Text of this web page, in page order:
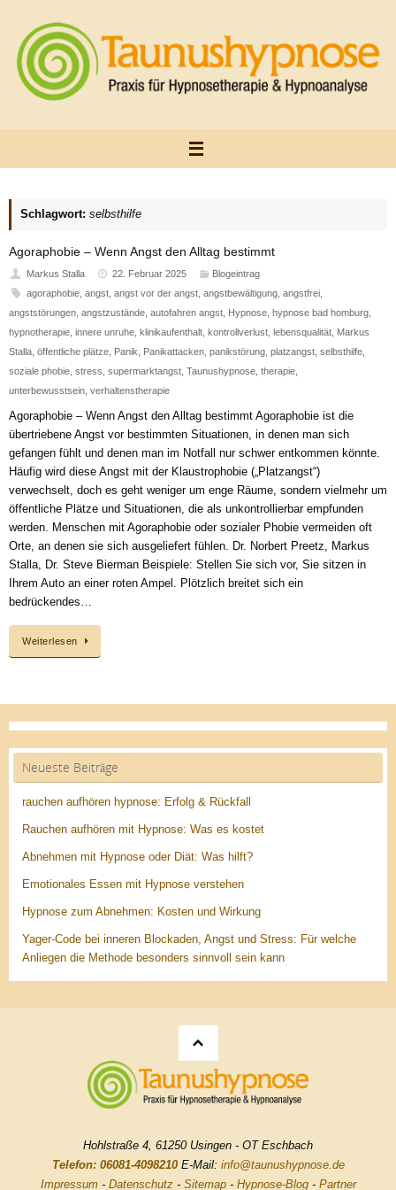
springen
Schlagwort: selbsthilfe
Agoraphobie – Wenn Angst den Alltag bestimmt
Markus Stalla 22. Februar 2025
Blogeintrag
agoraphobie, angst, angst vor der angst, angstbewältigung, angstfrei,
angststörungen angstzustände autofahren angst Hypnose hypnose bad homburg
hypnotherapie innere unruhe klinikaufenthalt kontrollverlust lebensqualität Markus
Stalla öffentliche plätze Panik Panikattacken panikstörung platzangst selbsthilfe
soziale phobie stress supermarktangst Taunushypnose therapie
unterbewusstsein verhaltenstherapie
Agoraphobie – Wenn Angst den Alltag bestimmt Agoraphobie ist die
übertriebene Angst vor bestimmten Situationen, in denen man sich
gefangen fühlt und denen man im Notfall nur schwer entkommen könnte.
Häufig wird diese Angst mit der Klaustrophobie („Platzangst“)
verwechselt, doch es geht weniger um enge Räume, sondern vielmehr um
öffentliche Plätze und Situationen, die als unkontrollierbar empfunden
werden. Menschen mit Agoraphobie oder sozialer Phobie vermeiden oft
Orte, an denen sie sich ausgeliefert fühlen. Dr. Norbert Preetz, Markus
Stalla, Dr. Steve Bierman Beispiele: Stellen Sie sich vor, Sie sitzen in
Ihrem Auto an einer roten Ampel. Plötzlich breitet sich ein
bedrückendes…
Weiterlesen
Neueste Beiträge
rauchen aufhören hypnose: Erfolg & Rückfall
Rauchen aufhören mit Hypnose: Was es kostet
Abnehmen mit Hypnose oder Diät: Was hilft?
Emotionales Essen mit Hypnose verstehen
Hypnose zum Abnehmen: Kosten und Wirkung
Yager-Code bei inneren Blockaden, Angst und Stress: Für welche
Anliegen die Methode besonders sinnvoll sein kann
Hohlstraße 4, 61250 Usingen - OT Eschbach
Telefon: 06081-4098210E-Mail: info@taunushypnose.de
Impressum- Datenschutz- Sitemap- Hypnose-Blog- Partner